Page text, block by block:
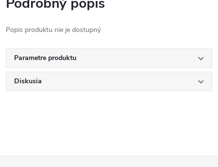
Popis produktu nie je dostupný
Parametre produktu
Diskusia